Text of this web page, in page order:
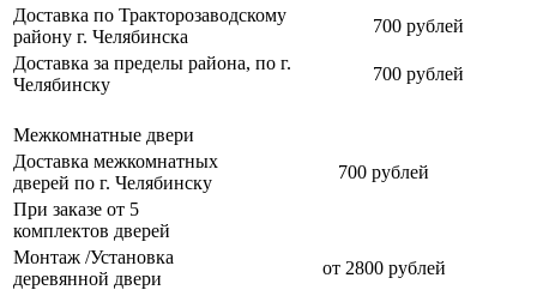
Доставка по Тракторозаводскому
району г. Челябинска
700 рублей
Доставка за пределы района, по г.
Челябинску
700 рублей
Межкомнатные двери
Доставка межкомнатных
дверей по г. Челябинску
700 рублей
При заказе от 5
комплектов дверей
Монтаж /Установка
деревянной двери
от 2800 рублей